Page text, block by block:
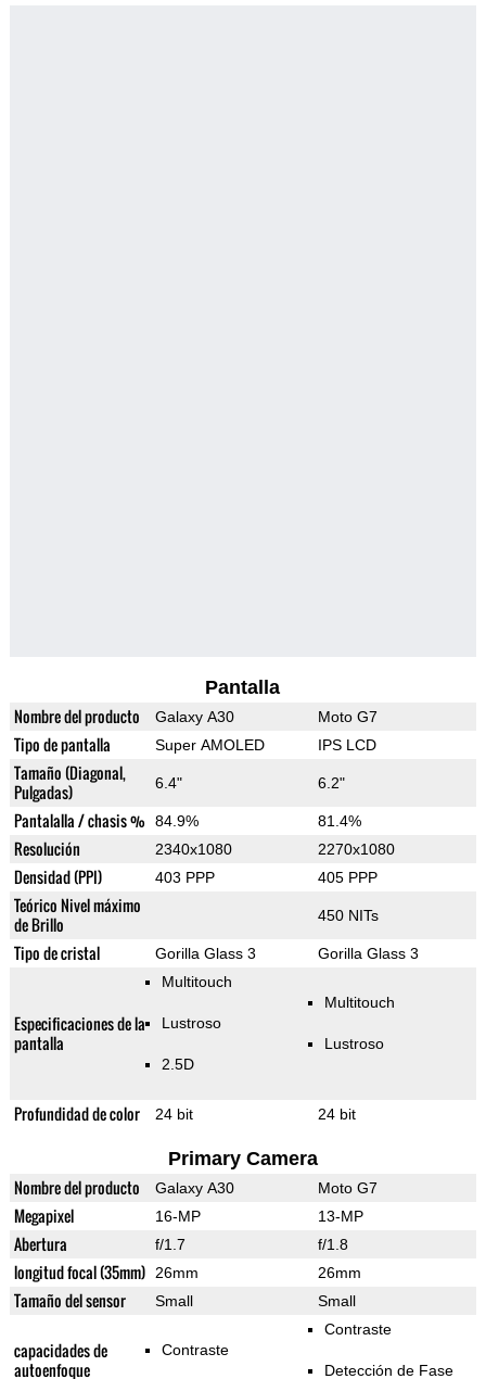
Pantalla
Nombre del producto Galaxy A30 Moto G7
Tipo de pantalla Super AMOLED IPS LCD
Tamaño (Diagonal,
Pulgadas)
6.4" 6.2"
Pantalalla / chasis % 84.9% 81.4%
Resolución 2340x1080 2270x1080
Densidad (PPI) 403 PPP 405 PPP
Teórico Nivel máximo
de Brillo
450 NITs
Tipo de cristal Gorilla Glass 3 Gorilla Glass 3
Especificaciones de la
pantalla
Multitouch
Lustroso
2.5D
Multitouch
Lustroso
Profundidad de color 24 bit 24 bit
Primary Camera
Nombre del producto Galaxy A30 Moto G7
Megapixel 16-MP 13-MP
Abertura f/1.7 f/1.8
longitud focal (35mm) 26mm 26mm
Tamaño del sensor Small Small
capacidades de
autoenfoque
Contraste
Contraste
Detección de Fase